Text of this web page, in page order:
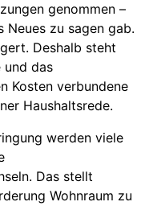
genommen –
Neues zu sagen gab.
Deshalb steht
und das
Kosten verbundene
Haushaltsrede.
werden viele
Das stellt
Wohnraum zu